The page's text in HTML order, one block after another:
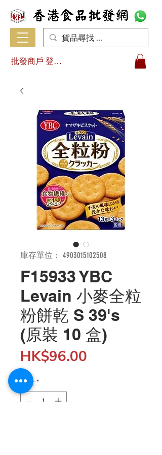
批發商戶 登入/註冊
庫存單位： 4903015102508
F15933 YBC
Levain 小麥全粒
粉餅乾 S 39's
(原裝 10 盒)
HK$96.00
數量 *